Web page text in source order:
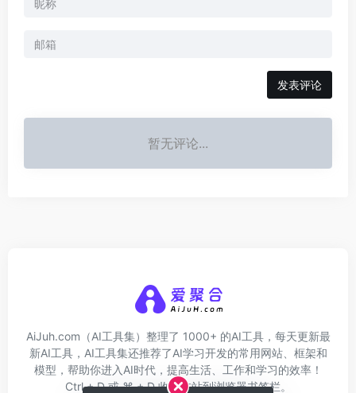
发表评论
暂无评论...
AiJuh.com（AI工具集）整理了 1000+ 的AI工具，每天更新最
新AI工具，AI工具集还推荐了AI学习开发的常用网站、框架和
模型，帮助你进入AI时代，提高生活、工作和学习的效率！
Ctrl + D 或 ⌘ + D 收藏本站到浏览器书签栏。